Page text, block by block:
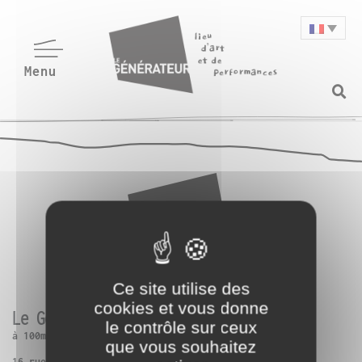
Le Générateur
à 100m de Paris 13ème
Ce site utilise des
cookies et vous donne
le contrôle sur ceux
que vous souhaitez